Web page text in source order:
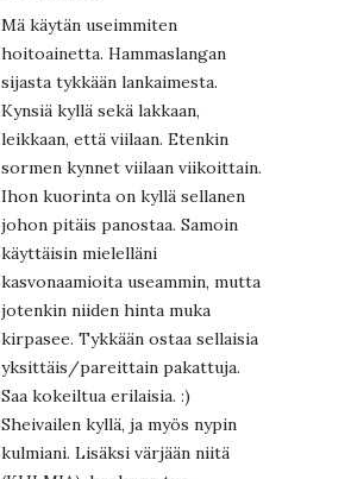
Mä käytän useimmiten
hoitoainetta. Hammaslangan
sijasta tykkään lankaimesta.
Kynsiä kyllä sekä lakkaan,
leikkaan, että viilaan. Etenkin
sormen kynnet viilaan viikoittain.
Ihon kuorinta on kyllä sellanen
johon pitäis panostaa. Samoin
käyttäisin mielelläni
kasvonaamioita useammin, mutta
jotenkin niiden hinta muka
kirpasee. Tykkään ostaa sellaisia
yksittäis/pareittain pakattuja.
Saa kokeiltua erilaisia. :)
Sheivailen kyllä, ja myös nypin
kulmiani. Lisäksi värjään niitä